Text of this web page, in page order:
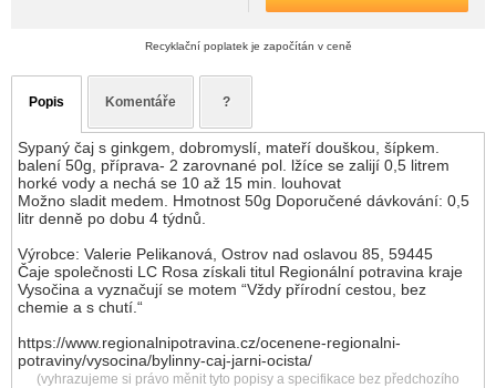
Recyklační poplatek je započítán v ceně
Popis Komentáře ?
Sypaný čaj s ginkgem, dobromyslí, mateří douškou, šípkem.
balení 50g, příprava- 2 zarovnané pol. lžíce se zalijí 0,5 litrem
horké vody a nechá se 10 až 15 min. louhovat
Možno sladit medem. Hmotnost 50g Doporučené dávkování: 0,5
litr denně po dobu 4 týdnů.
Výrobce: Valerie Pelikanová, Ostrov nad oslavou 85, 59445
Čaje společnosti LC Rosa získali titul Regionální potravina kraje
Vysočina a vyznačují se motem “Vždy přírodní cestou, bez
chemie a s chutí.“
https://www.regionalnipotravina.cz/ocenene-regionalni-
potraviny/vysocina/bylinny-caj-jarni-ocista/
(vyhrazujeme si právo měnit tyto popisy a specifikace bez předchozího